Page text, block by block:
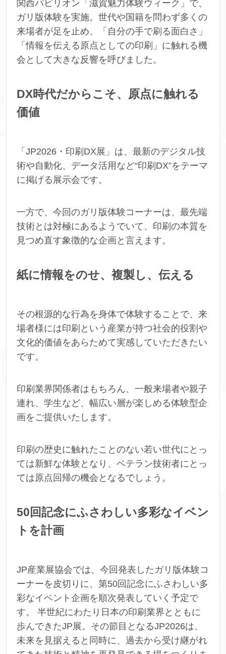
関西パビリオン「滋賀魅力体験ウィーク」で、
ガリ版体験を実施。世代や国籍を問わず多くの
来場者が足を止め、「自分の手で刷る面白さ」
「情報を伝える原点としての印刷」に触れる機
会として大きな反響を呼びました。
DX時代だからこそ、原点に触れる
価値
「JP2026・印刷DX展」は、最新のデジタル技
術や自動化、データ活用など“印刷DX”をテーマ
に掲げる展示会です。
一方で、今回のガリ版体験コーナーは、最先端
技術とは対極にあるようでいて、印刷の本質を
見つめ直す象徴的な企画と言えます。
紙に情報をのせ、複製し、伝える
その根源的な行為を身体で体験することで、来
場者様には印刷という産業が持つ社会的役割や
文化的価値をあらためて実感していただきたい
です。
印刷業界関係者はもちろん、一般来場者や親子
連れ、学生など、幅広い層が楽しめる体験型企
画をご提供いたします。
印刷の歴史に触れたことのない若い世代にとっ
ては新鮮な体験となり、ベテラン技術者にとっ
ては原点回帰の機会となるでしょう。
50回記念にふさわしい多彩なイベン
トを計画
JP産業展協会では、今回発表したガリ版体験コ
ーナーを皮切りに、第50回記念にふさわしい多
彩なイベント企画を順次発表していく予定で
す。 半世紀にわたり日本の印刷業界とともに
歩んできたJP展。その節目となるJP2026は、
未来を見据えると同時に、過去から受け継がれ